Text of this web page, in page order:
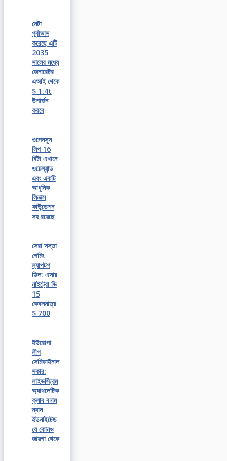
মেটা
পূর্বাভাস
করেছে এটি
2035
সালের মধ্যে
জেনারেটর
এআই থেকে
$ 1.4t
উপার্জন
করবে
ওপেনসুস
লিপ 16
বিটা এখানে
ওয়েল্যান্ড
এবং একটি
আধুনিক
লিনাক্স
ফাউন্ডেশন
সহ রয়েছে
সেরা সস্তা
গেমিং
ল্যাপটপ
ডিল: এসার
নাইট্রো ভি
15
কেবলমাত্র
$ 700
ইউরোপা
লীগ
সেমিফাইনাল
সকার:
লাইভস্ট্রিম
অ্যাথলেটিক
ক্লাব বনাম
ম্যান
ইউনাইটেড
যে কোনও
জায়গা থেকে